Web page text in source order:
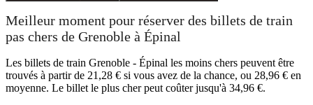
Meilleur moment pour réserver des billets de train
pas chers de Grenoble à Épinal
Les billets de train Grenoble - Épinal les moins chers peuvent être
trouvés à partir de 21,28 € si vous avez de la chance, ou 28,96 € en
moyenne. Le billet le plus cher peut coûter jusqu'à 34,96 €.